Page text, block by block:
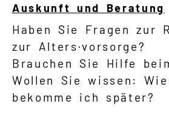
Auskunft und Beratung
Haben Sie Fragen zur
zur Alters·vorsorge?
Brauchen Sie Hilfe
Wollen Sie wissen:
bekomme ich später?